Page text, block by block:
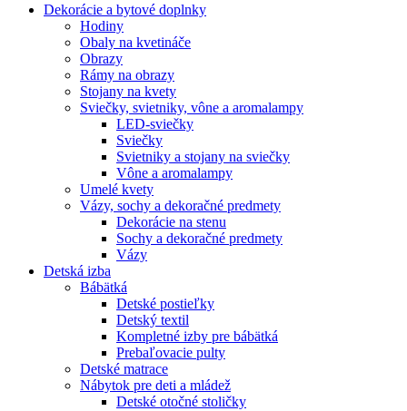
Dekorácie a bytové doplnky
Hodiny
Obaly na kvetináče
Obrazy
Rámy na obrazy
Stojany na kvety
Sviečky, svietniky, vône a aromalampy
LED-sviečky
Sviečky
Svietniky a stojany na sviečky
Vône a aromalampy
Umelé kvety
Vázy, sochy a dekoračné predmety
Dekorácie na stenu
Sochy a dekoračné predmety
Vázy
Detská izba
Bábätká
Detské postieľky
Detský textil
Kompletné izby pre bábätká
Prebaľovacie pulty
Detské matrace
Nábytok pre deti a mládež
Detské otočné stoličky